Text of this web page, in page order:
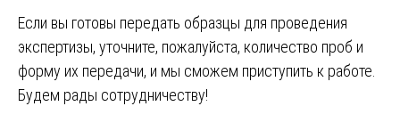
Если вы готовы передать образцы для проведения
экспертизы, уточните, пожалуйста, количество проб и
форму их передачи, и мы сможем приступить к работе.
Будем рады сотрудничеству!